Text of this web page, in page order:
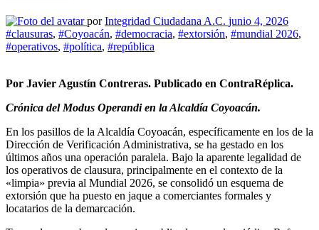
porIntegridad Ciudadana A.C. junio 4, 2026
#clausuras, #Coyoacán, #democracia, #extorsión, #mundial 2026,
#operativos, #política, #república
Por Javier Agustín Contreras. Publicado en ContraRéplica.
Crónica del Modus Operandi en la Alcaldía Coyoacán.
En los pasillos de la Alcaldía Coyoacán, específicamente en los de la
Dirección de Verificación Administrativa, se ha gestado en los
últimos años una operación paralela. Bajo la aparente legalidad de
los operativos de clausura, principalmente en el contexto de la
«limpia» previa al Mundial 2026, se consolidó un esquema de
extorsión que ha puesto en jaque a comerciantes formales y
locatarios de la demarcación.